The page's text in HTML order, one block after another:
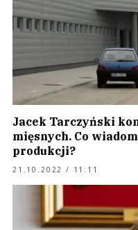
Jacek Tarczyński
mięsnych. Co
produkcji?
21.10.2022 / 11:11